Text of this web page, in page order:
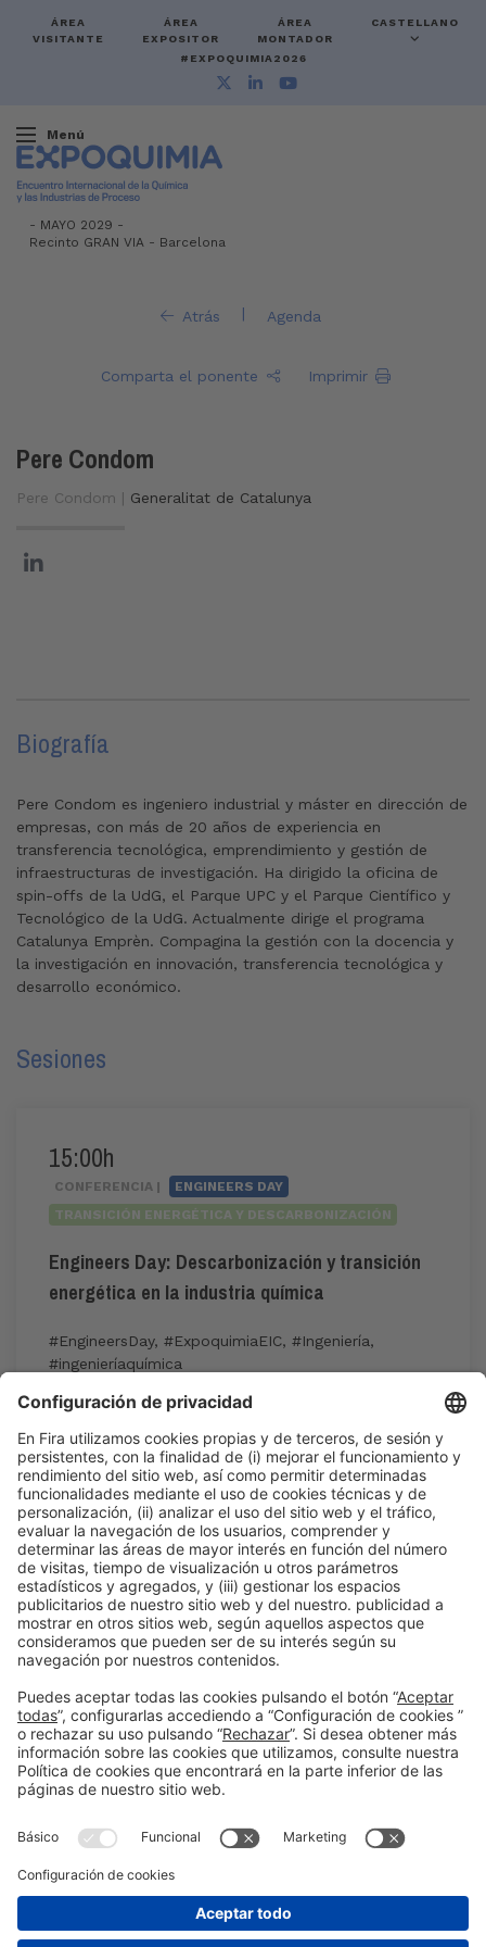
ÁREA
VISITANTE
ÁREA
EXPOSITOR
ÁREA
MONTADOR
CASTELLANO
#EXPOQUIMIA2026
Menú
- MAYO 2029 -
Recinto GRAN VIA - Barcelona
Atrás | Agenda
Comparta el ponente Imprimir
Pere Condom
Pere Condom | Generalitat de Catalunya
Biografía
Pere Condom es ingeniero industrial y máster en dirección de
empresas, con más de 20 años de experiencia en
transferencia tecnológica, emprendimiento y gestión de
infraestructuras de investigación. Ha dirigido la oficina de
spin-offs de la UdG, el Parque UPC y el Parque Científico y
Tecnológico de la UdG. Actualmente dirige el programa
Catalunya Emprèn. Compagina la gestión con la docencia y
la investigación en innovación, transferencia tecnológica y
desarrollo económico.
Sesiones
15:00h
CONFERENCIA |
ENGINEERS DAY
TRANSICIÓN ENERGÉTICA Y DESCARBONIZACIÓN
Engineers Day: Descarbonización y transición
energética en la industria química
#EngineersDay, #ExpoquimiaEIC, #Ingeniería,
#ingenieríaquímica
Jue 4
15:00h - 17:15h
International Meeting Point
Inscripción en la actividad durante la
acreditación a Expoquimia
Leer más
#EXPOQUIMIA2026
en las redes sociales